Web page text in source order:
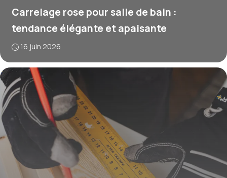
Carrelage rose pour salle de bain :
tendance élégante et apaisante
16 juin 2026